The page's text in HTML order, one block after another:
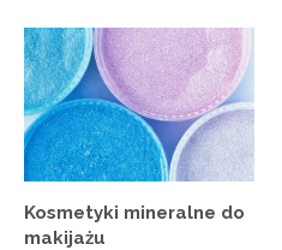
Kosmetyki mineralne do
makijażu